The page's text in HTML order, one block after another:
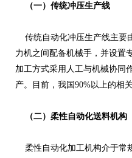
（一）传统冲压生产线
传统自动化冲压生产线主要
力机之间配备机械手，并设置
加工方式采用人工与机械协同
产。目前，我国90%以上的相
（二）柔性自动化送料机构
柔性自动化加工机构介于常